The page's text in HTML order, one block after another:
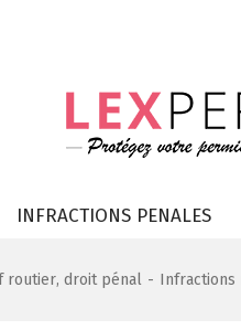
INFRACTIONS PENALES
routier, droit pénal - Infractions